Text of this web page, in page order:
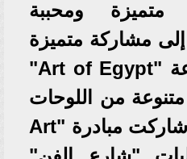
متميزة ومحببة
إلى مشاركة متميزة
ومبهرة من مجموعة "Art of Egypt"
من اللوحات
الفنية الحية، حيث شاركت مبادرة "Art